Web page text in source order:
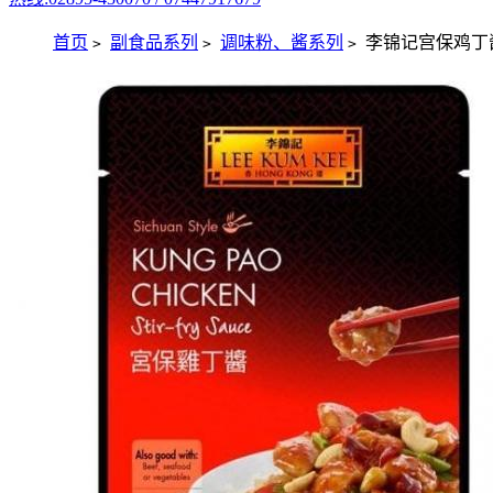
首页 > 副食品系列 > 调味粉、酱系列 > 李锦记宫保鸡丁